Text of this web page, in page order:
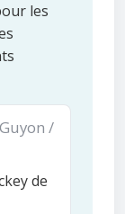
les
/
de